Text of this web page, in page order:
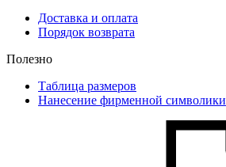
Доставка и оплата
Порядок возврата
Полезно
Таблица размеров
Нанесение фирменной символики